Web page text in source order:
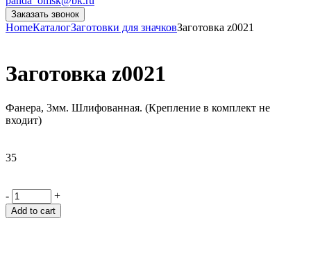
Заказать звонок
HomeКаталогЗаготовки для значковЗаготовка z0021
Заготовка z0021
Фанера, 3мм. Шлифованная. (Крепление в комплект не
входит)
35
- +
Add to cart